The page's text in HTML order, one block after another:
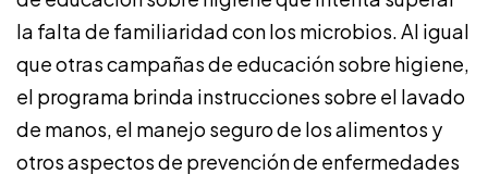
la falta de familiaridad con los microbios. Al igual
que otras campañas de educación sobre higiene,
el programa brinda instrucciones sobre el lavado
de manos, el manejo seguro de los alimentos y
otros aspectos de prevención de enfermedades